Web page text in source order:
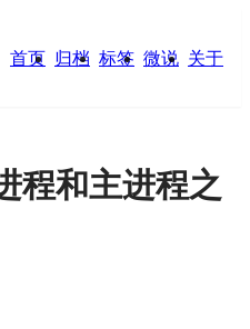
首页 归档 标签 微说 关于
程和主进程之